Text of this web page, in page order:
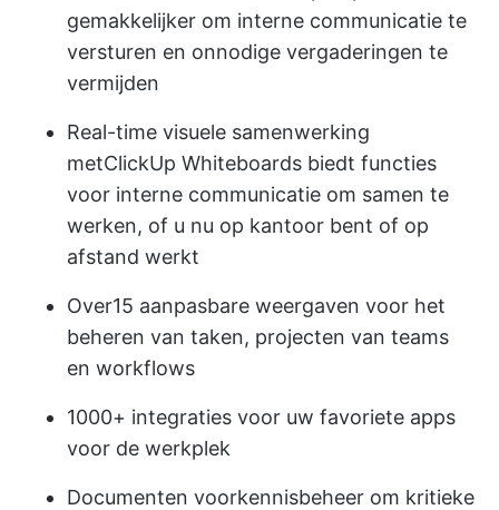
gemakkelijker om interne communicatie te
versturen en onnodige vergaderingen te
vermijden
Real-time visuele samenwerking
metClickUp Whiteboards biedt functies
voor interne communicatie om samen te
werken, of u nu op kantoor bent of op
afstand werkt
Over15 aanpasbare weergaven voor het
beheren van taken, projecten van teams
en workflows
1000+ integraties voor uw favoriete apps
voor de werkplek
Documenten voorkennisbeheer om kritieke